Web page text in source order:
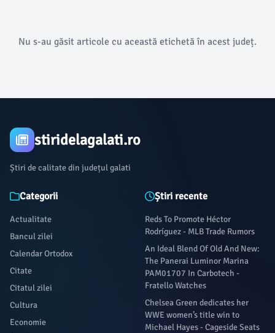
Nu s-au găsit articole cu această etichetă în acest județ.
stiridelagalati.ro
Știri de calitate din județul galati
Categorii
Actualitate
Bancul zilei
Calendar Ortodox
Citate
Citatul zilei
Cultura
Economie
Știri recente
Reds To Promote Héctor
Rodríguez - MLB Trade Rumors
An Ideal Blend Of Old And New:
The Panerai Luminor Marina
PAM01707 In Carbotech -
Fratello Watches
Chelsea Green dedicates her
WWE women’s title win to
Michael Hayes - Cageside Seats